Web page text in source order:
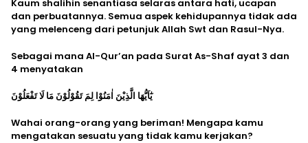
Kaum shalihin senantiasa selaras antara hati, ucapan
dan perbuatannya. Semua aspek kehidupannya tidak ada
yang melenceng dari petunjuk Allah Swt dan Rasul-Nya.
Sebagai mana Al-Qur’an pada Surat As-Shaf ayat 3 dan
4 menyatakan
يٰٓاَيُّهَا الَّذِيْنَ اٰمَنُوْا لِمَ تَقُوْلُوْنَ مَا لَا تَفْعَلُوْنَ
Wahai orang-orang yang beriman! Mengapa kamu
mengatakan sesuatu yang tidak kamu kerjakan?